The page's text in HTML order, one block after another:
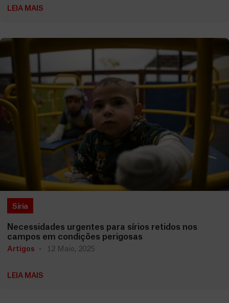
LEIA MAIS
Síria
Necessidades urgentes para sírios retidos nos
campos em condições perigosas
Artigos 12 Maio, 2025
LEIA MAIS